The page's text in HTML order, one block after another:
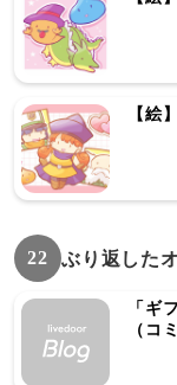
【絵
22 ぶり返した
「ギ
（コ